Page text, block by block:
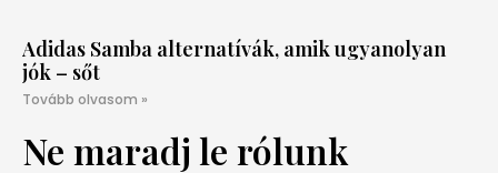
Adidas Samba alternatívák, amik ugyanolyan
jók – sőt
Tovább olvasom »
Ne maradj le rólunk